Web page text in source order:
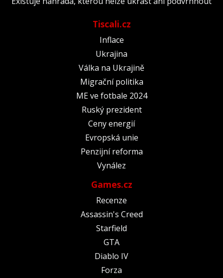
Tiscali.cz
Inflace
Ukrajina
Válka na Ukrajině
Migrační politika
ME ve fotbale 2024
Ruský prezident
Ceny energií
Evropská unie
Penzijní reforma
Vynález
Games.cz
Recenze
Assassin's Creed
Starfield
GTA
Diablo IV
Forza